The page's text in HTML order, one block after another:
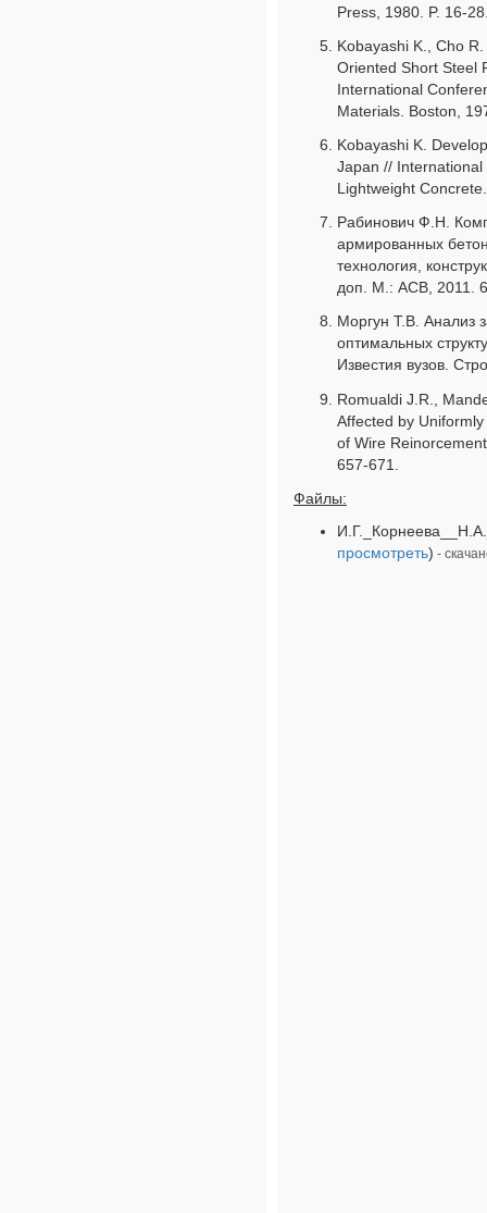
Press, 1980. P. 16-
Kobayashi K., Cho
Oriented Short Steel
International
Materials. Boston,
Kobayashi K.
Japan //
Lightweight
Рабинович Ф.Н.
армированных
технология,
доп. М.: АСВ, 2011.
Моргун T.B. Анализ
оптимальных
Известия вузов.
Romualdi J.R.,
Affected by
of Wire
657-671.
Файлы:
просмотреть) -